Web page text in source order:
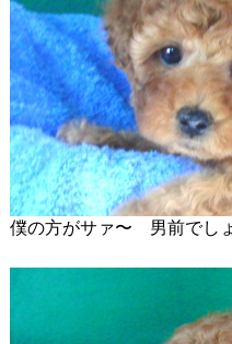
僕の方がサァ〜 男前でし